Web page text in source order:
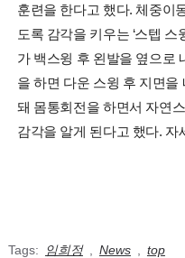
훈련을 한다고 했다. 체중이
도록 감각을 키우는 ‘스텝
가 백스윙 후 왼발을 옆으로
을 하면 다운 스윙 후 지면을
돼 몸통회전을 하면서 자연
감각을 알게 된다고 했다.
Tags: 임희정 News top